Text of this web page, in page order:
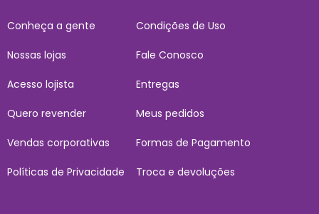
Conheça a gente
Nossas lojas
Acesso lojista
Quero revender
Vendas corporativas
Políticas de Privacidade
Condições de Uso
Fale Conosco
Entregas
Meus pedidos
Formas de Pagamento
Troca e devoluções